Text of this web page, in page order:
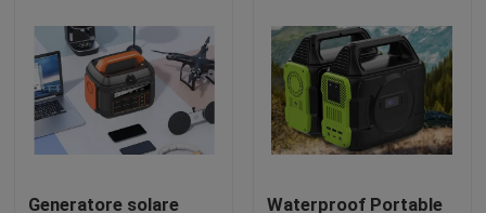
Generatore solare
Waterproof Portable